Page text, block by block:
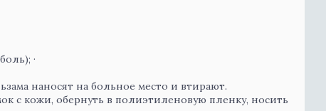
боль); ·
наносят на больное место и втирают.
с кожи, обернуть в полиэтиленовую пленку, носить